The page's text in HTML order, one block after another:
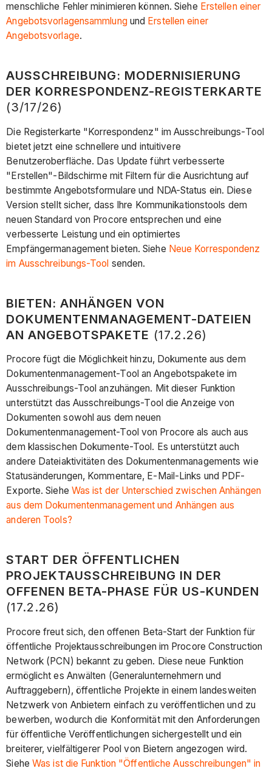
menschliche Fehler minimieren können. Siehe Erstellen einer
Angebotsvorlagensammlungund Erstellen einer
Angebotsvorlage.
AUSSCHREIBUNG: MODERNISIERUNG
DER KORRESPONDENZ-REGISTERKARTE
(3/17/26)
Die Registerkarte "Korrespondenz" im Ausschreibungs-Tool
bietet jetzt eine schnellere und intuitivere
Benutzeroberfläche. Das Update führt verbesserte
"Erstellen"-Bildschirme mit Filtern für die Ausrichtung auf
bestimmte Angebotsformulare und NDA-Status ein. Diese
Version stellt sicher, dass Ihre Kommunikationstools dem
neuen Standard von Procore entsprechen und eine
verbesserte Leistung und ein optimiertes
Empfängermanagement bieten. Siehe Neue Korrespondenz
im Ausschreibungs-Tool senden.
BIETEN: ANHÄNGEN VON
DOKUMENTENMANAGEMENT-DATEIEN
AN ANGEBOTSPAKETE (17.2.26)
Procore fügt die Möglichkeit hinzu, Dokumente aus dem
Dokumentenmanagement-Tool an Angebotspakete im
Ausschreibungs-Tool anzuhängen. Mit dieser Funktion
unterstützt das Ausschreibungs-Tool die Anzeige von
Dokumenten sowohl aus dem neuen
Dokumentenmanagement-Tool von Procore als auch aus
dem klassischen Dokumente-Tool. Es unterstützt auch
andere Dateiaktivitäten des Dokumentenmanagements wie
Statusänderungen, Kommentare, E-Mail-Links und PDF-
Exporte. Siehe Was ist der Unterschied zwischen Anhängen
aus dem Dokumentenmanagement und Anhängen aus
anderen Tools?
START DER ÖFFENTLICHEN
PROJEKTAUSSCHREIBUNG IN DER
OFFENEN BETA-PHASE FÜR US-KUNDEN
(17.2.26)
Procore freut sich, den offenen Beta-Start der Funktion für
öffentliche Projektausschreibungen im Procore Construction
Network (PCN) bekannt zu geben. Diese neue Funktion
ermöglicht es Anwälten (Generalunternehmern und
Auftraggebern), öffentliche Projekte in einem landesweiten
Netzwerk von Anbietern einfach zu veröffentlichen und zu
bewerben, wodurch die Konformität mit den Anforderungen
für öffentliche Veröffentlichungen sichergestellt und ein
breiterer, vielfältigerer Pool von Bietern angezogen wird.
Siehe Was ist die Funktion "Öffentliche Ausschreibungen" in